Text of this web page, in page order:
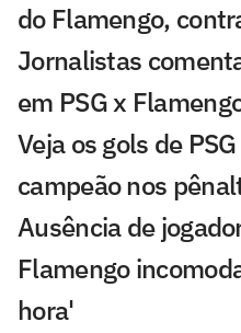
do Flamengo,
Jornalistas
em PSG x
Veja os gols de
campeão nos
Ausência de
Flamengo
hora'